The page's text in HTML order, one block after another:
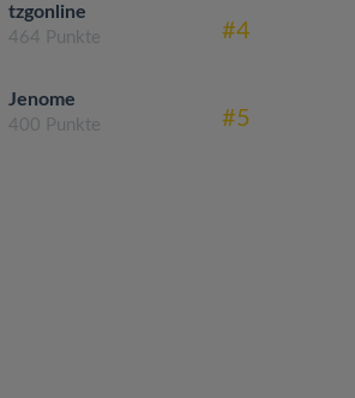
tzgonline
464 Punkte #4
Jenome
400 Punkte #5